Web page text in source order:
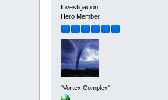
Investigación
Hero Member
"Vortex Complex"